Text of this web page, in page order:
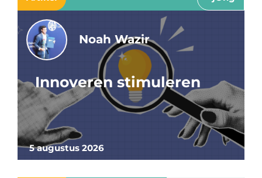
5 augustus 2026
Noah Wazir
Innoveren stimuleren